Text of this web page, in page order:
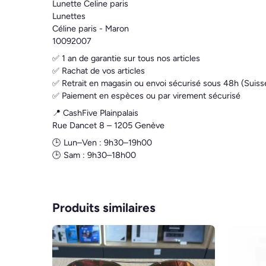
Lunette Celine paris
Lunettes
Céline paris - Maron
10092007
✅ 1 an de garantie sur tous nos articles
✅ Rachat de vos articles
✅ Retrait en magasin ou envoi sécurisé sous 48h
✅ Paiement en espèces ou par virement sécurisé
📍 CashFive Plainpalais
Rue Dancet 8 – 1205 Genève
🕒 Lun–Ven : 9h30–19h00
🕒 Sam : 9h30–18h00
Produits similaires